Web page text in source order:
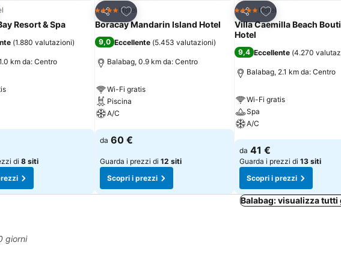
ai preferiti
Resort & Spa
(1.880 valutazioni)
km da: Centro
di 8 siti
Condividi
Aggiungi ai preferiti
4 StelleHotel
Boracay Mandarin Island Hotel
9,0 Eccellente (5.453 valutazioni)
Balabag, 0.9 km da: Centro
Wi-Fi gratis
Piscina
A/C
Scopri i prezzi
da 60 €
Guarda i prezzi di 12 siti
Scopri i prezzi
Condividi
Aggiungi ai
4 StelleHotel
Villa Caemilla Beach
Hotel
9,4 Eccellente (4.270
Balabag, 2.1 km da: Centro
Wi-Fi gratis
Spa
A/C
Scopri i prezzi
da 41 €
Guarda i prezzi di 13 siti
Scopri i prezzi
Balabag: visualizza tutti
giorni